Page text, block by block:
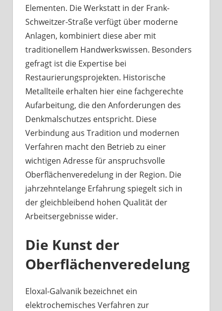
Elementen. Die Werkstatt in der Frank-
Schweitzer-Straße verfügt über moderne
Anlagen, kombiniert diese aber mit
traditionellem Handwerkswissen. Besonders
gefragt ist die Expertise bei
Restaurierungsprojekten. Historische
Metallteile erhalten hier eine fachgerechte
Aufarbeitung, die den Anforderungen des
Denkmalschutzes entspricht. Diese
Verbindung aus Tradition und modernen
Verfahren macht den Betrieb zu einer
wichtigen Adresse für anspruchsvolle
Oberflächenveredelung in der Region. Die
jahrzehntelange Erfahrung spiegelt sich in
der gleichbleibend hohen Qualität der
Arbeitsergebnisse wider.
Die Kunst der
Oberflächenveredelung
Eloxal-Galvanik bezeichnet ein
elektrochemisches Verfahren zur